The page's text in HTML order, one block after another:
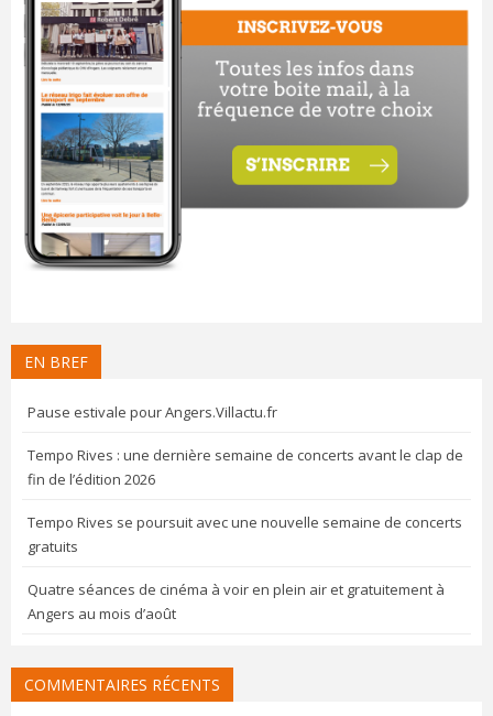
EN BREF
Pause estivale pour Angers.Villactu.fr
Tempo Rives : une dernière semaine de concerts avant le clap de
fin de l’édition 2026
Tempo Rives se poursuit avec une nouvelle semaine de concerts
gratuits
Quatre séances de cinéma à voir en plein air et gratuitement à
Angers au mois d’août
COMMENTAIRES RÉCENTS